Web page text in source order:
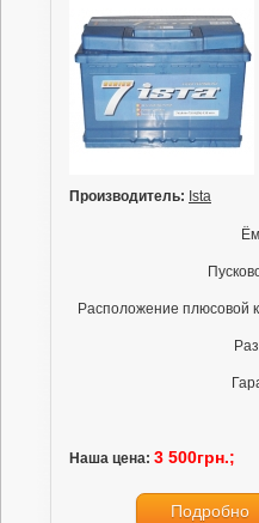
Производитель: Ista
Расположение плюсовой
Наша цена: 3 500грн.;
Подробно